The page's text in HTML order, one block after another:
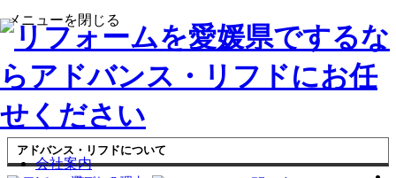
会社案内
メニューを閉じる
アドバンス・リフドについて